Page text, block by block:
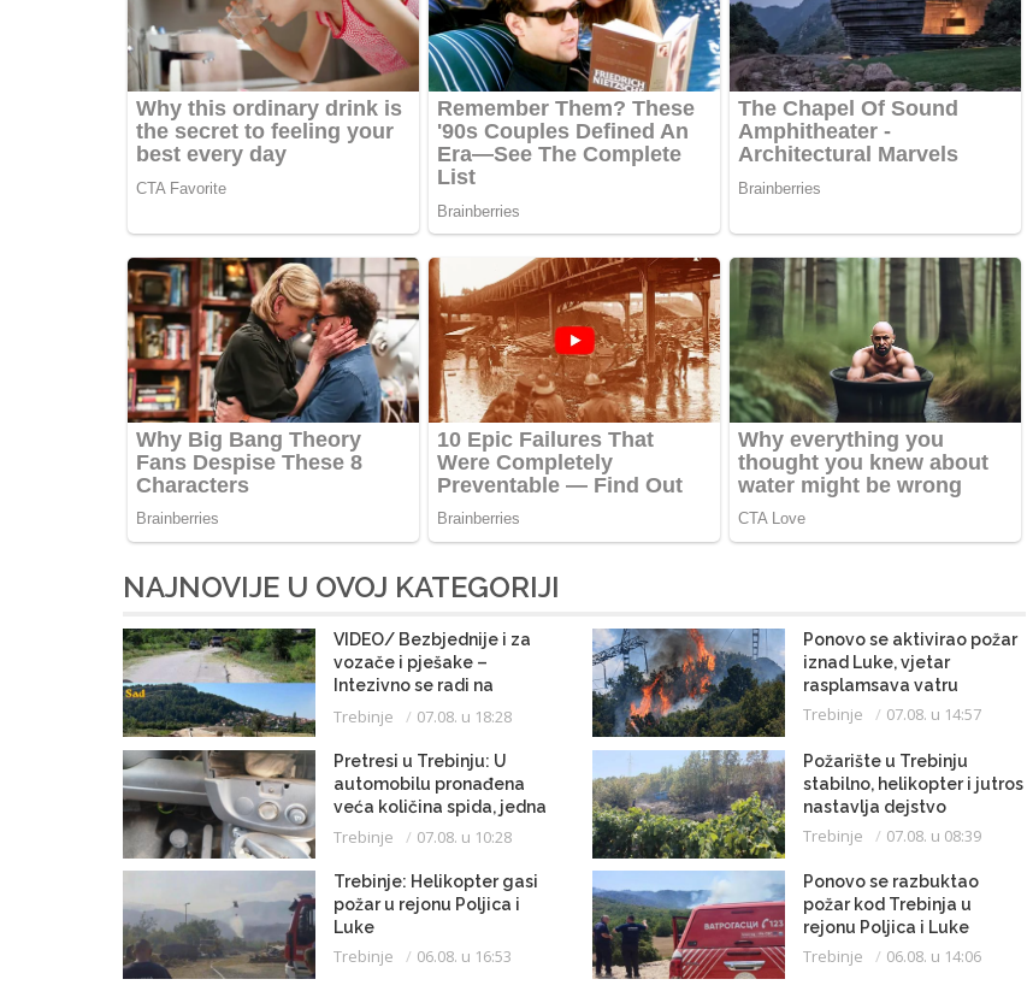
NAJNOVIJE U OVOJ KATEGORIJI
VIDEO/ Bezbjednije i za
vozače i pješake –
Intezivno se radi na
proširenju saobraćajnice
Trebinje 07.08. u 18:28
Ponovo se aktivirao požar
iznad Luke, vjetar
rasplamsava vatru
Trebinje 07.08. u 14:57
Pretresi u Trebinju: U
automobilu pronađena
veća količina spida, jedna
osoba uhapšena
Trebinje 07.08. u 10:28
Požarište u Trebinju
stabilno, helikopter i jutros
nastavlja dejstvo
Trebinje 07.08. u 08:39
Trebinje: Helikopter gasi
požar u rejonu Poljica i
Luke
Trebinje 06.08. u 16:53
Ponovo se razbuktao
požar kod Trebinja u
rejonu Poljica i Luke
Trebinje 06.08. u 14:06